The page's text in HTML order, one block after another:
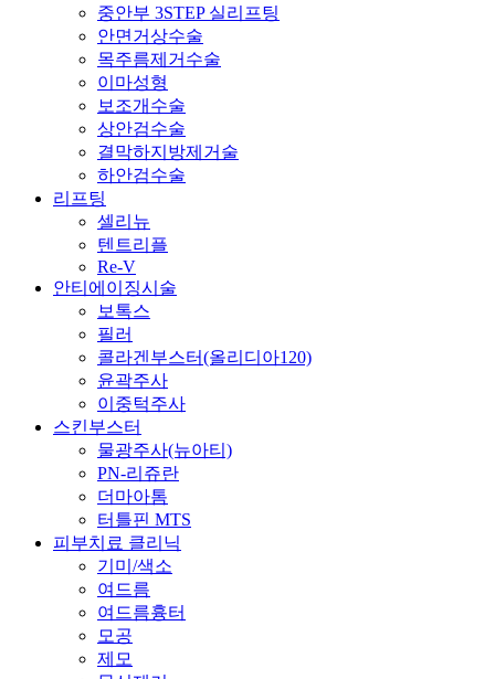
중안부 3STEP 실리프팅
안면거상수술
목주름제거수술
이마성형
보조개수술
상안검수술
결막하지방제거술
하안검수술
리프팅
셀리뉴
텐트리플
Re-V
안티에이징시술
보톡스
필러
콜라겐부스터(올리디아120)
윤곽주사
이중턱주사
스킨부스터
물광주사(뉴아티)
PN-리쥬란
더마아톰
터틀핀 MTS
피부치료 클리닉
기미/색소
여드름
여드름흉터
모공
제모